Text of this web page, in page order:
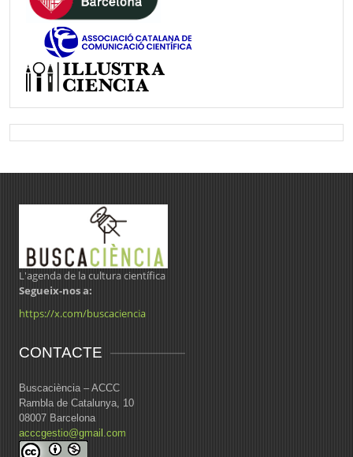
L'agenda de la cultura científica
Segueix-nos a:
https://x.com/buscaciencia
CONTACTE
Buscaciència – ACCC
Rambla de Catalunya, 10
08007 Barcelona
acccgestio@gmail.com